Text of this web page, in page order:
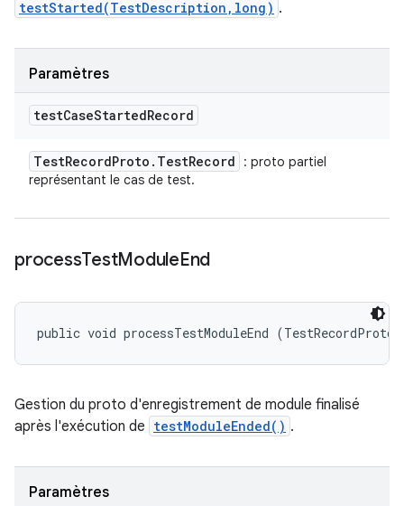
testStarted(TestDescription,long) .
Paramètres
testCaseStartedRecord
TestRecordProto . TestRecord
: proto partiel
représentant le cas de test.
processTestModuleEnd
public void processTestModuleEnd
Gestion du proto d'enregistrement de module finalisé
après l'exécution de testModuleEnded() .
Paramètres